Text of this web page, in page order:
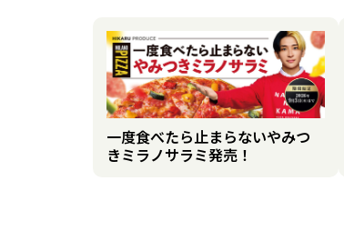
一度食べたら止まらないやみつ
きミラノサラミ発売！